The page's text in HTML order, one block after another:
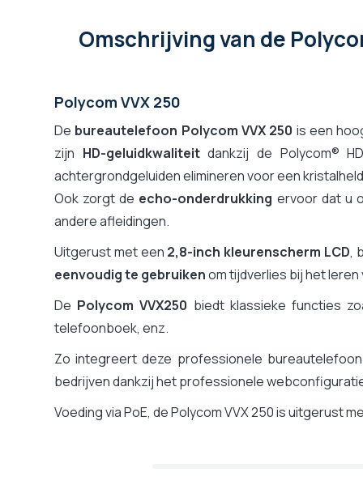
Power over Ethernet
Antwoordapparaat
Toetsenbord
Lijnverbinding
USB-poort
Afmetingen
Verenigbaar Microsoft Teams SIP gateway
Omschrijvingvan de
Polycom VVX 250
De bureautelefoon Polycom VVX 250 is een
zijn HD-geluidkwaliteitdankzij de Polycom®
achtergrondgeluiden elimineren voor een
Ook zorgt de echo-onderdrukking ervoor dat u
andere afleidingen.
Uitgerust met een 2,8-inch kleurenscherm LCD,
eenvoudig te gebruikenom tijdverlies bij het
De Polycom VVX250 biedt klassieke functies
telefoonboek, enz.
Zo integreert deze professionele
bedrijven dankzij het professionele
Voeding via PoE, de Polycom VVX 250 is uitgerust